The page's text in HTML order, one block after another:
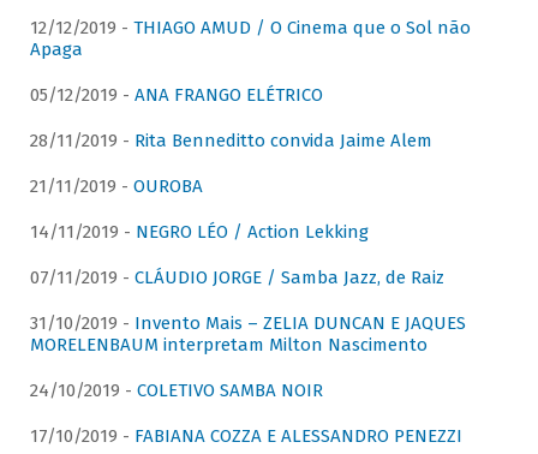
12/12/2019 - THIAGO AMUD / O Cinema que o Sol não
Apaga
05/12/2019 - ANA FRANGO ELÉTRICO
28/11/2019 - Rita Benneditto convida Jaime Alem
21/11/2019 - OUROBA
14/11/2019 - NEGRO LÉO / Action Lekking
07/11/2019 - CLÁUDIO JORGE / Samba Jazz, de Raiz
31/10/2019 - Invento Mais – ZELIA DUNCAN E JAQUES
MORELENBAUM interpretam Milton Nascimento
24/10/2019 - COLETIVO SAMBA NOIR
17/10/2019 - FABIANA COZZA E ALESSANDRO PENEZZI